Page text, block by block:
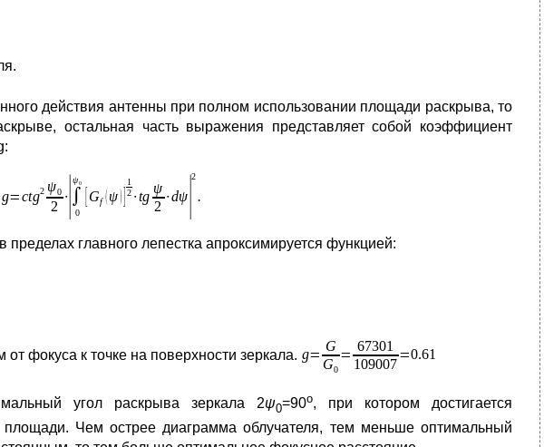
действия антенны при полном использовании площади раскрыва, то
остальная часть выражения представляет собой коэффициент
главного лепестка апроксимируется функцией:
фокуса к точке на поверхности зеркала.
угол раскрыва зеркала 2ψ0=90o, при котором достигается
Чем острее диаграмма облучателя, тем меньше оптимальный